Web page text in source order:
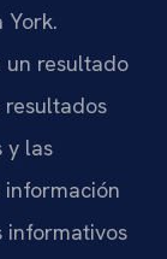
York.
un resultado
resultados
y las
información
informativos